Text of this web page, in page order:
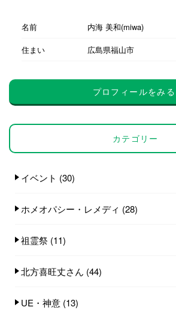
名前
内海 美和(miwa)
住まい
広島県福山市
プロフィールをみる
カテゴリー
イベント (30)
ホメオパシー・レメディ (28)
祖霊祭 (11)
北方喜旺丈さん (44)
UE・神意 (13)